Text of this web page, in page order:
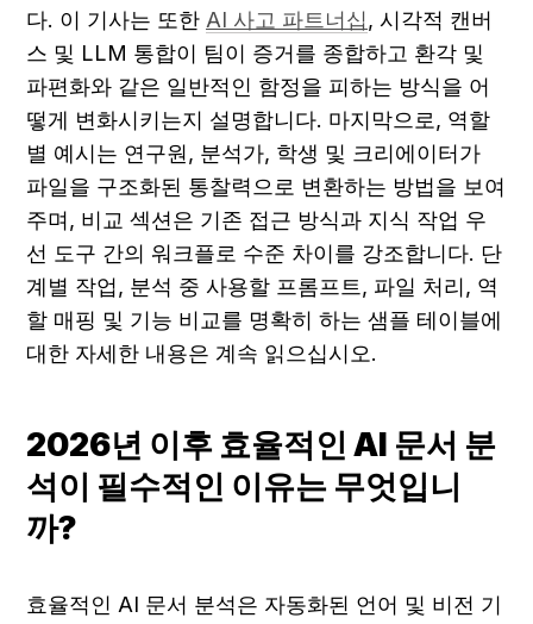
다. 이 기사는 또한 AI 사고 파트너십, 시각적 캔버
스 및 LLM 통합이 팀이 증거를 종합하고 환각 및
파편화와 같은 일반적인 함정을 피하는 방식을 어
떻게 변화시키는지 설명합니다. 마지막으로, 역할
별 예시는 연구원, 분석가, 학생 및 크리에이터가
파일을 구조화된 통찰력으로 변환하는 방법을 보여
주며, 비교 섹션은 기존 접근 방식과 지식 작업 우
선 도구 간의 워크플로 수준 차이를 강조합니다. 단
계별 작업, 분석 중 사용할 프롬프트, 파일 처리, 역
할 매핑 및 기능 비교를 명확히 하는 샘플 테이블에
대한 자세한 내용은 계속 읽으십시오.
2026년 이후 효율적인 AI 문서 분
석이 필수적인 이유는 무엇입니
까?
효율적인 AI 문서 분석은 자동화된 언어 및 비전 기